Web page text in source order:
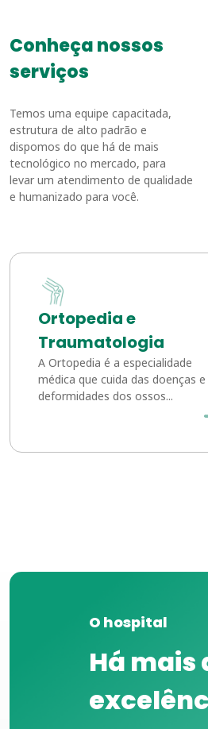
Conheça nossos
serviços
Temos uma equipe capacitada,
estrutura de alto padrão e
dispomos do que há de mais
tecnológico no mercado, para
levar um atendimento de qualidade
e humanizado para você.
Ortopedia e
Traumatologia
A Ortopedia é a especialidade
médica que cuida das doenças e
deformidades dos ossos...
O hospital
Há mais